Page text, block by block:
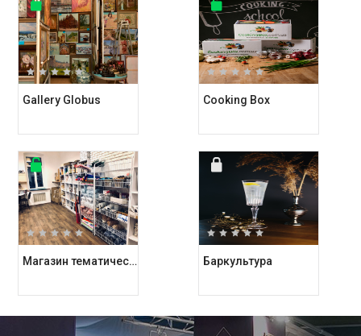
Gallery Globus Cooking Box
Магазин тематических подарков Kashalot Баркультура